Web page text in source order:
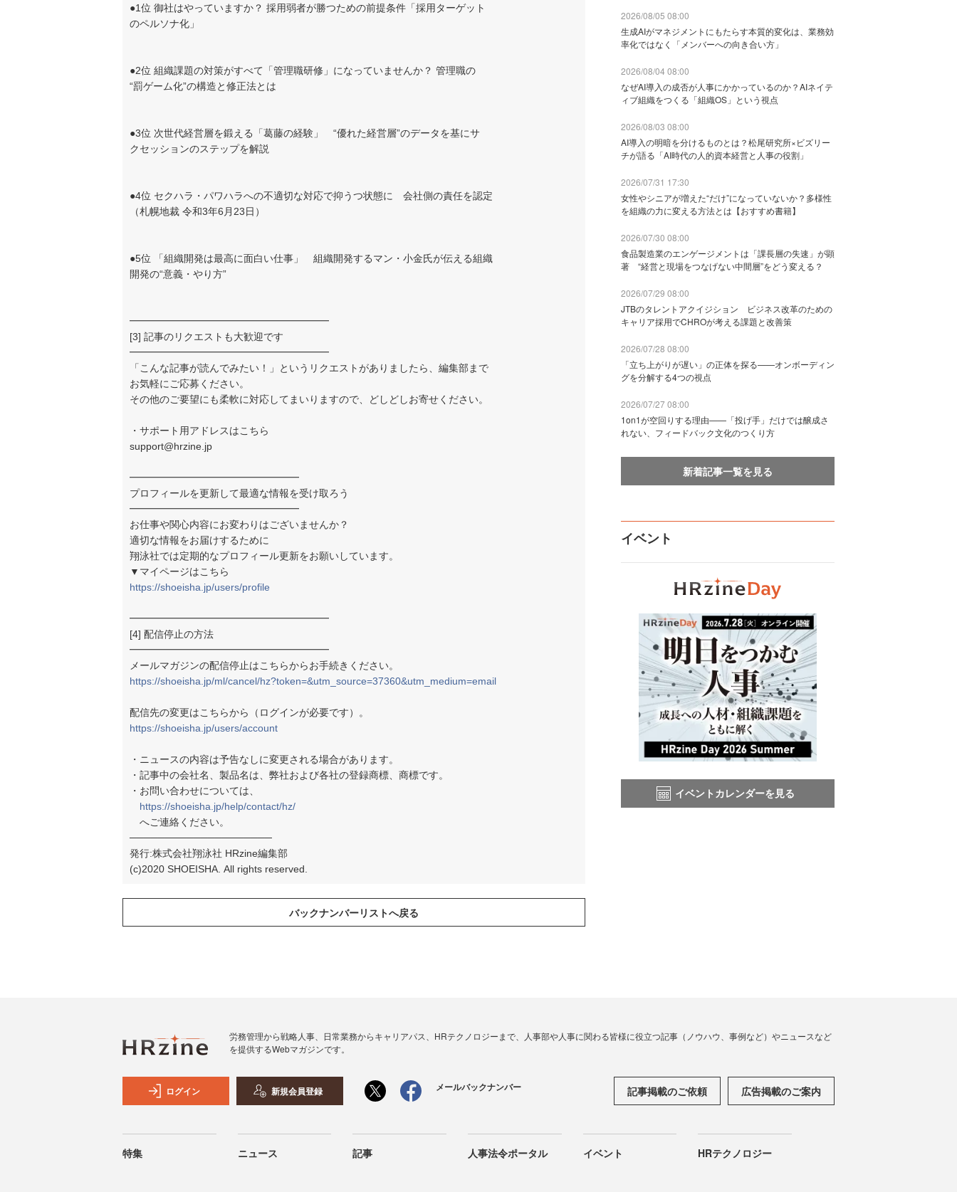
●1位 御社はやっていますか？ 採用弱者が勝つための前提条件「採用ターゲット
のペルソナ化」
●2位 組織課題の対策がすべて「管理職研修」になっていませんか？ 管理職の
“罰ゲーム化”の構造と修正法とは
●3位 次世代経営層を鍛える「葛藤の経験」 “優れた経営層”のデータを基にサ
クセッションのステップを解説
●4位 セクハラ・パワハラへの不適切な対応で抑うつ状態に 会社側の責任を認定
（札幌地裁 令和3年6月23日）
●5位 「組織開発は最高に面白い仕事」 組織開発するマン・小金氏が伝える組織
開発の“意義・やり方”
━━━━━━━━━━━━━━━━━━━━
[3] 記事のリクエストも大歓迎です
━━━━━━━━━━━━━━━━━━━━
「こんな記事が読んでみたい！」というリクエストがありましたら、編集部まで
お気軽にご応募ください。
その他のご要望にも柔軟に対応してまいりますので、どしどしお寄せください。
・サポート用アドレスはこちら
support@hrzine.jp
━━━━━━━━━━━━━━━━━
プロフィールを更新して最適な情報を受け取ろう
━━━━━━━━━━━━━━━━━
お仕事や関心内容にお変わりはございませんか？
適切な情報をお届けするために
翔泳社では定期的なプロフィール更新をお願いしています。
▼マイページはこちら
https://shoeisha.jp/users/profile
━━━━━━━━━━━━━━━━━━━━
[4] 配信停止の方法
━━━━━━━━━━━━━━━━━━━━
メールマガジンの配信停止はこちらからお手続きください。
https://shoeisha.jp/ml/cancel/hz?token=&utm_source=37360&utm_medium=email
配信先の変更はこちらから（ログインが必要です）。
https://shoeisha.jp/users/account
・ニュースの内容は予告なしに変更される場合があります。
・記事中の会社名、製品名は、弊社および各社の登録商標、商標です。
・お問い合わせについては、
https://shoeisha.jp/help/contact/hz/
へご連絡ください。
────────────────────
発行:株式会社翔泳社 HRzine編集部
(c)2020 SHOEISHA. All rights reserved.
2026/08/05 08:00
生成AIがマネジメントにもたらす本質的変化は、業務効
率化ではなく「メンバーへの向き合い方」
2026/08/04 08:00
なぜAI導入の成否が人事にかかっているのか？AIネイテ
ィブ組織をつくる「組織OS」という視点
2026/08/03 08:00
AI導入の明暗を分けるものとは？松尾研究所×ビズリー
チが語る「AI時代の人的資本経営と人事の役割」
2026/07/31 17:30
女性やシニアが増えた“だけ”になっていないか？多様性
を組織の力に変える方法とは【おすすめ書籍】
2026/07/30 08:00
食品製造業のエンゲージメントは「課長層の失速」が顕
著 “経営と現場をつなげない中間層”をどう変える？
2026/07/29 08:00
JTBのタレントアクイジション ビジネス改革のための
キャリア採用でCHROが考える課題と改善策
2026/07/28 08:00
「立ち上がりが遅い」の正体を探る——オンボーディン
グを分解する4つの視点
2026/07/27 08:00
1on1が空回りする理由——「投げ手」だけでは醸成さ
れない、フィードバック文化のつくり方
新着記事一覧を見る
イベント
イベントカレンダーを見る
労務管理から戦略人事、日常業務からキャリアパス、HRテクノロジーまで、人事部や人事に関わる皆様に役立つ記事（ノウハウ、事例など）やニュースなど
を提供するWebマガジンです。
ログイン 新規会員登録 メールバックナンバー 記事掲載のご依頼 広告掲載のご案内
特集 ニュース 記事 人事法令ポータル イベント HRテクノロジー